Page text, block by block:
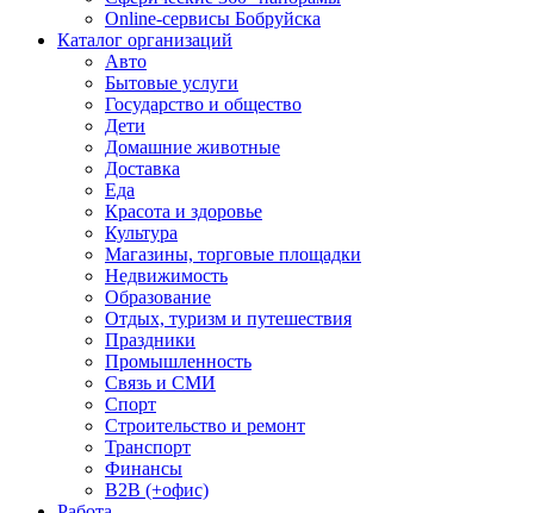
Online-сервисы Бобруйска
Каталог организаций
Авто
Бытовые услуги
Государство и общество
Дети
Домашние животные
Доставка
Еда
Красота и здоровье
Культура
Магазины, торговые площадки
Недвижимость
Образование
Отдых, туризм и путешествия
Праздники
Промышленность
Связь и СМИ
Спорт
Строительство и ремонт
Транспорт
Финансы
B2B (+офис)